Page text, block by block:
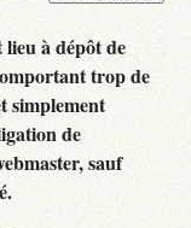
à dépôt de
trop de
simplement
de
sauf